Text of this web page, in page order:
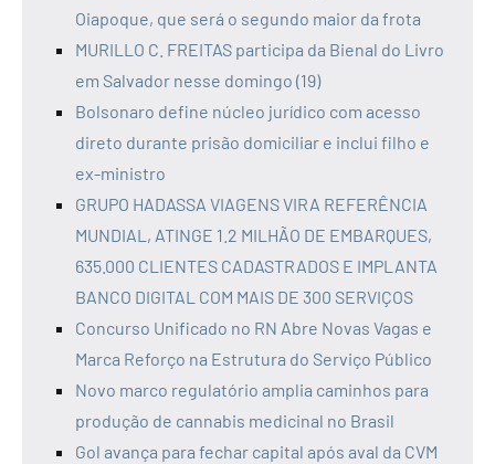
Oiapoque, que será o segundo maior da frota
MURILLO C. FREITAS participa da Bienal do Livro
em Salvador nesse domingo (19)
Bolsonaro define núcleo jurídico com acesso
direto durante prisão domiciliar e inclui filho e
ex-ministro
GRUPO HADASSA VIAGENS VIRA REFERÊNCIA
MUNDIAL, ATINGE 1.2 MILHÃO DE EMBARQUES,
635.000 CLIENTES CADASTRADOS E IMPLANTA
BANCO DIGITAL COM MAIS DE 300 SERVIÇOS
Concurso Unificado no RN Abre Novas Vagas e
Marca Reforço na Estrutura do Serviço Público
Novo marco regulatório amplia caminhos para
produção de cannabis medicinal no Brasil
Gol avança para fechar capital após aval da CVM